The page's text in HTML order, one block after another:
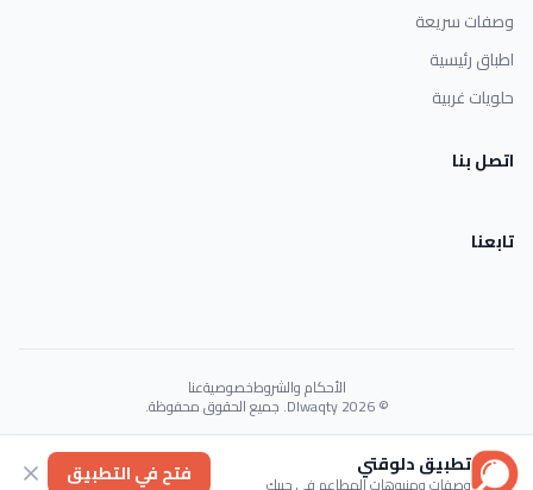
وصفات سريعة
اطباق رئيسية
حلويات غربية
اتصل بنا
تابعنا
الأحكام والشروطخصوصيةعنا
© 2026 Dlwaqty. جميع الحقوق محفوظة.
Powered byGAIT
تطبيق دلوقتي فتح في التطبيق